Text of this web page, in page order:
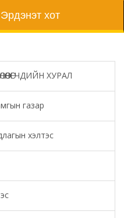
хот
ХУРАЛ
газар
хэлтэс